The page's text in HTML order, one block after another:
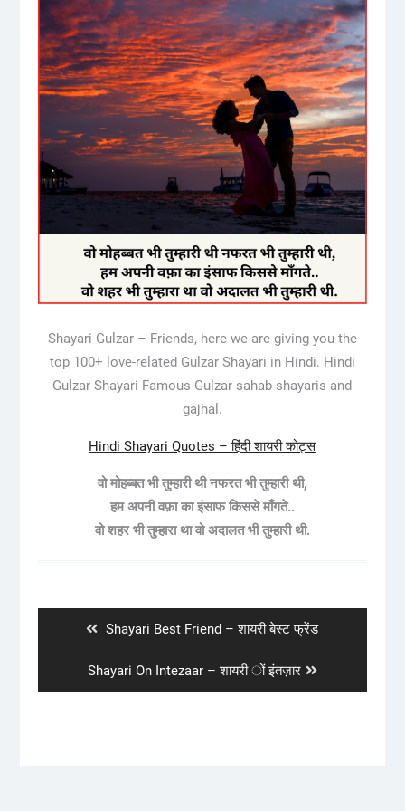
Shayari Gulzar – Friends, here we are giving you the
top 100+ love-related Gulzar Shayari in Hindi. Hindi
Gulzar Shayari Famous Gulzar sahab shayaris and
gajhal.
Hindi Shayari Quotes – हिंदी शायरी कोट्स
वो मोहब्बत भी तुम्हारी थी नफरत भी तुम्हारी थी,
हम अपनी वफ़ा का इंसाफ किससे माँगते..
वो शहर भी तुम्हारा था वो अदालत भी तुम्हारी थी.
Previous
Shayari Best Friend – शायरी बेस्ट फ्रेंड
Next
post:
Shayari On Intezaar – शायरी ों इंतज़ार